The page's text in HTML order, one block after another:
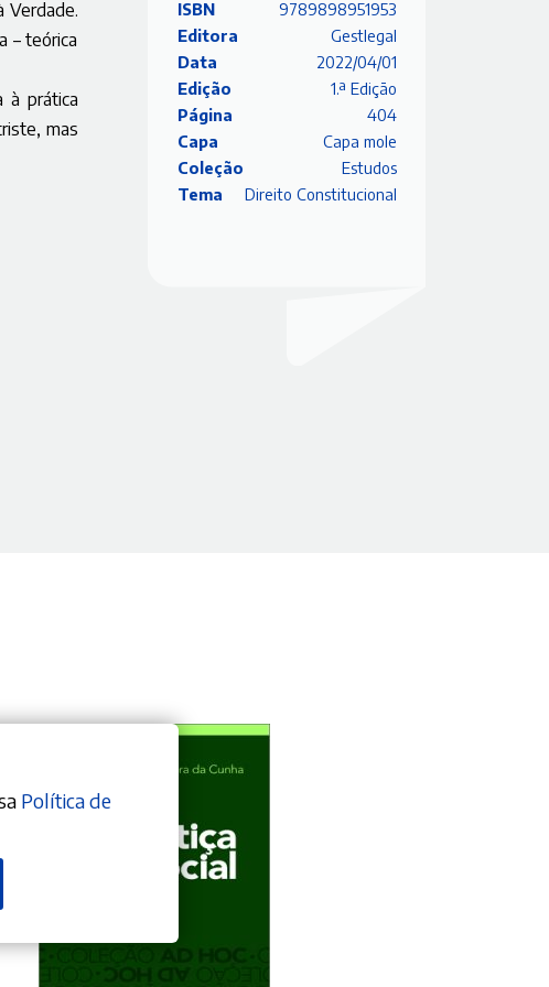
Verdade.
– teórica
à prática
mas
ISBN
9789898951953
Editora
Gestlegal
Data
2022/04/01
Edição
1.ª Edição
Página
404
Capa
Capa mole
Coleção
Estudos
Tema
Direito Constitucional
Política de